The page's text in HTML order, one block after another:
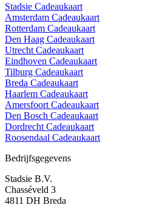
Stadsie Cadeaukaart
Amsterdam Cadeaukaart
Rotterdam Cadeaukaart
Den Haag Cadeaukaart
Utrecht Cadeaukaart
Eindhoven Cadeaukaart
Tilburg Cadeaukaart
Breda Cadeaukaart
Haarlem Cadeaukaart
Amersfoort Cadeaukaart
Den Bosch Cadeaukaart
Dordrecht Cadeaukaart
Roosendaal Cadeaukaart
Bedrijfsgegevens
Stadsie B.V.
Chasséveld 3
4811 DH Breda